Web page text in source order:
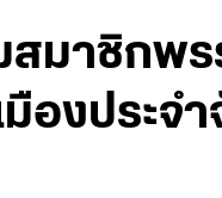
สมาชิกพ
องประจ